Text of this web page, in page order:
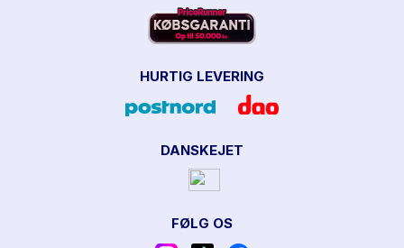
HURTIG LEVERING
DANSKEJET
FØLG OS